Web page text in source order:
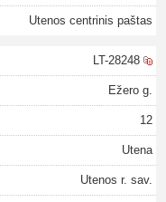
Utenos centrinis paštas
LT-28248
Ežero g.
12
Utena
Utenos r. sav.